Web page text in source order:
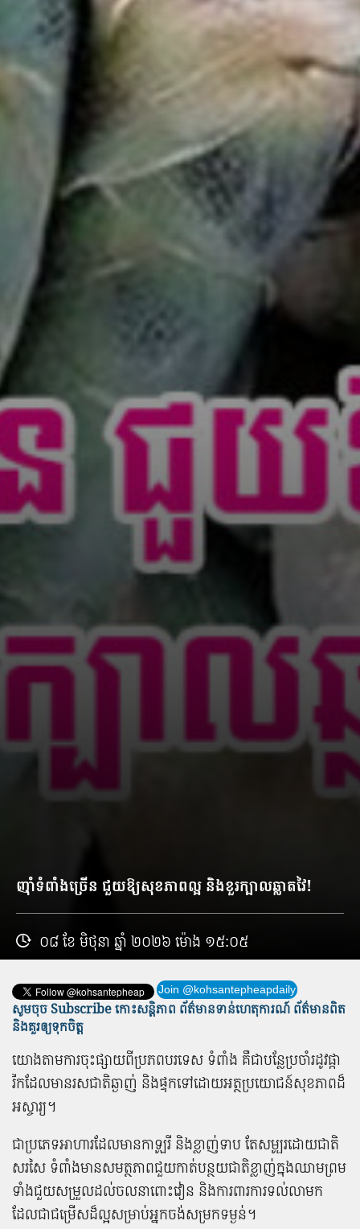
ញ៉ាំ​ទំពាំង​ច្រើន ជួយ​ឱ្យ​សុខភាព​ល្អ និង​ខួរក្បាល​ឆ្លាត​វៃ​!
០៨ ខែ មិថុនា ឆ្នាំ ២០២៦ ម៉ោង ១៥:០៥
Join @kohsantepheapdaily
សូមចុច Subscribe កោះសន្តិភាព ព័ត៌មាន​ទាន់​ហេតុការណ៍ ព័ត៌មានពិត
និង​គួរឲ្យទុកចិត្ត
យោង​តាម​ការ​ចុះ​ផ្សាយ​ពី​ប្រភព​បរទេស ទំពាំង គឺជា​បន្លែ​ប្រចាំ​រដូវ​ផ្កា​
រីក​ដែល​មាន​រសជាតិ​ឆ្ងាញ់ និង​ផ្ទុក​ទៅ​ដោយ​អត្ថប្រយោជន៍​សុខភាព​ដ៏​
អស្ចារ្យ​។
ជា​ប្រភេទ​អាហារ​ដែល​មាន​កាឡូរី និង​ខ្លាញ់​ទាប តែ​សម្បូរ​ដោយ​ជាតិ​
សរសៃ ទំពាំង​មាន​សមត្ថភាព​ជួយ​កាត់​បន្ថយ​ជាតិ​ខ្លាញ់​ក្នុង​ឈាម​ព្រម
ទាំង​ជួយ​សម្រួល​ដល់​ចលនា​ពោះវៀន និង​ការពារ​ការ​ទល់លាមក
ដែល​ជា​ជម្រើស​ដ៏​ល្អ​សម្រាប់​អ្នក​ចង់​សម្រក​ទម្ងន់​។